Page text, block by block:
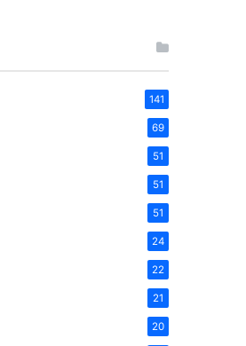
141
69
51
51
51
24
22
21
20